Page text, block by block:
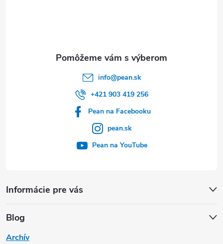
Informácie pre vás
Blog
Archív
info@pean.sk
+421 903 419 256
Pean na Facebooku
pean.sk
Pean na YouTube